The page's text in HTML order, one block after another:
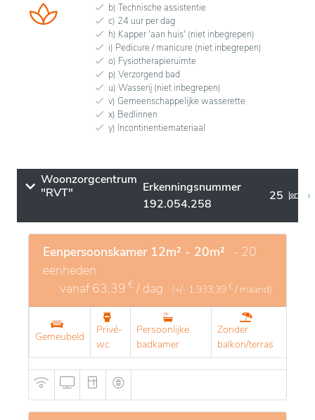
b) Technische assistentie
c) 24 uur per dag
h) Kapper 'aan huis' (niet inbegrepen)
i) Pedicure / manicure (niet inbegrepen)
o) Fysiotherapieruimte
p) Verzorgend bad
u) Wasserij (niet inbegrepen)
v) Gemeenschappelijke wasserette
x) Bedlinnen
y) Incontinentiemateriaal
Woonzorgcentrum
"RVT"
Erkenningsnummer
192.054.258
25
Eenpersoonskamer 12m² - 20m² - 20
eenheden
vanaf63,39 € / dag (+/- 1.933,39 € / maand)
Gemeubeld
Privé-
wc
Persoonlijke
badkamer
Zonder
balkon/terras